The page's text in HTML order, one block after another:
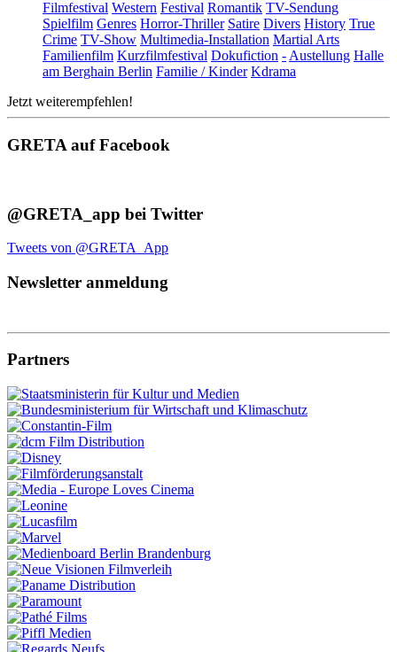
Filmfestival Western Festival Romantik TV-Sendung
Spielfilm Genres Horror-Thriller Satire Divers History True
Crime TV-Show Multimedia-Installation Martial Arts
Familienfilm Kurzfilmfestival Dokufiction -Austellung Halle
am Berghain Berlin Familie / Kinder Kdrama
Jetzt weiterempfehlen!
GRETA auf Facebook
@GRETA_app bei Twitter
Tweets von @GRETA_App
Newsletter anmeldung
Partners